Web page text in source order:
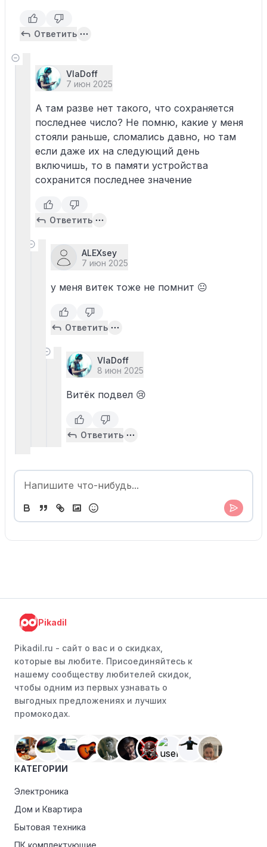
Ответить
VlaDoff
7 июн 2025
А там разве нет такого, что сохраняется
последнее число? Не помню, какие у меня
стояли раньше, сломались давно, но там
если даже их на следующий день
включишь, то в памяти устройства
сохранится последнее значение
Ответить
ALEXsey
7 июн 2025
у меня витек тоже не помнит 😐
Ответить
VlaDoff
8 июн 2025
Витёк подвел 😢
Ответить
Pikadil
Pikadil.ru - cайт о вас и о скидках,
которые вы любите. Присоединяйтесь к
нашему сообществу любителей скидок,
чтобы одним из первых узнавать о
выгодных предложениях и лучших
промокодах.
КАТЕГОРИИ
Электроника
Дом и Квартира
Бытовая техника
ПК комплектующие